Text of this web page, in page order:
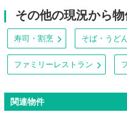
その他の現況から
寿司・割烹 そば・うど
ファミリーレストラン
関連物件